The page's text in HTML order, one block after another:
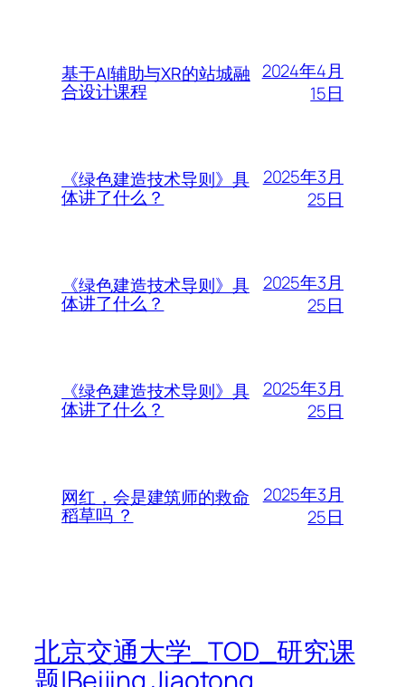
基于AI辅助与XR的站城融
合设计课程
2024年4月
15日
《绿色建造技术导则》具
体讲了什么？
2025年3月
25日
《绿色建造技术导则》具
体讲了什么？
2025年3月
25日
《绿色建造技术导则》具
体讲了什么？
2025年3月
25日
网红，会是建筑师的救命
稻草吗 ？
2025年3月
25日
北京交通大学_TOD_研究课